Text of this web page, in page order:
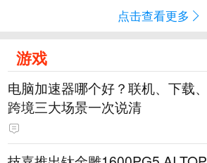
点击查看更多
游戏
电脑加速器哪个好？联机、下载、
跨境三大场景一次说清